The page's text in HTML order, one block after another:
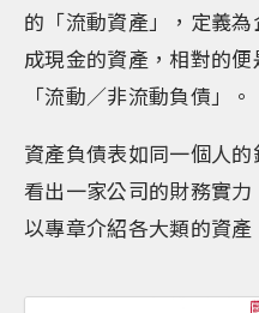
的「流動資產」，定義
成現金的資產，相對的
「流動／非流動負債」。
資產負債表如同一個人
看出一家公司的財務實
以專章介紹各大類的資產